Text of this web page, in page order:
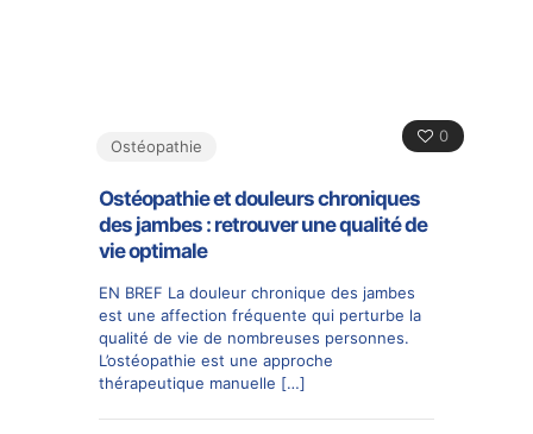
0
Ostéopathie
Ostéopathie et douleurs chroniques
des jambes : retrouver une qualité de
vie optimale
EN BREF La douleur chronique des jambes
est une affection fréquente qui perturbe la
qualité de vie de nombreuses personnes.
L’ostéopathie est une approche
thérapeutique manuelle […]